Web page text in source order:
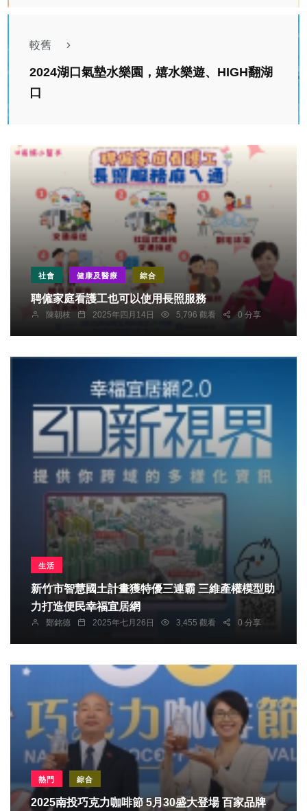
較舊
2024湖口氣墊水樂園，嬉水樂遊、HIGH翻湖
口
社會 健康及醫療 綜合
聘僱家庭看護工也可以使用長照服務
陳朝枝 2025年四月14日 5,796 觀看 0 分享
生活
新竹市智慧國土計畫獲特優三連霸 三維產權模型助
力打造便民幸福宜居網
鄭銘德 2025年七月26日 3,455 觀看 0 分享
熱門 綜合
2025南投巧克力咖啡節 5月30盛大登場 百家品牌